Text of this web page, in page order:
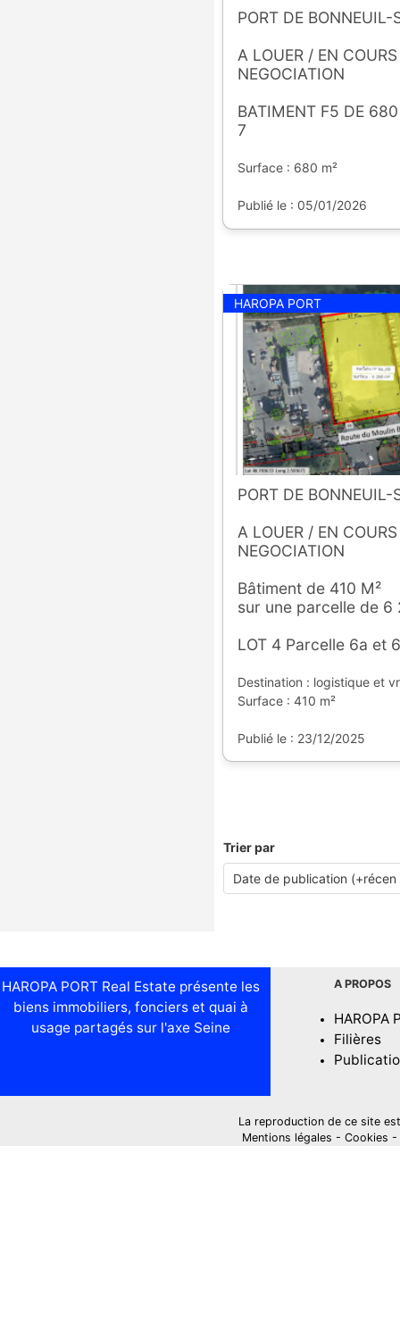
PORT DE BONNEUIL-
A LOUER / EN
NEGOCIATION
BATIMENT F5 DE
7
Surface : 680 m²
Publié le : 05/01/2026
HAROPA PORT
PORT DE BONNEUIL-
A LOUER / EN
NEGOCIATION
Bâtiment de 410 M²
sur une parcelle de 6
LOT 4 Parcelle 6a et
Destination : logistique et
Surface : 410 m²
Publié le : 23/12/2025
Trier par
HAROPA PORT Real Estate présente les
biens immobiliers, fonciers et quai à
usage partagés sur l'axe Seine
A PROPOS
HAROPA
Filières
La reproduction de ce site
Mentions légales - Cookies -